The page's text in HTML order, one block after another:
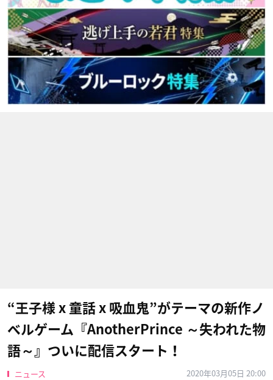
“王子様 x 童話 x 吸血鬼”がテーマの新作ノ
ベルゲーム『AnotherPrince ～失われた物
語～』ついに配信スタート！
ニュース
2020年03月05日 20:00